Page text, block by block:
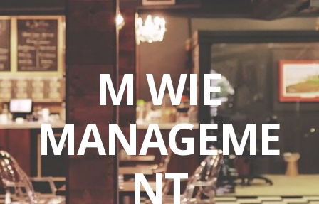
M WIE
MANAGEME
NT